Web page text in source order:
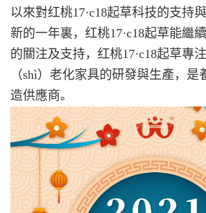
以來對红桃17·c18起草科技的支持
新的一年裏，红桃17·c18起草能繼
的關注及支持，红桃17·c18起草專
（shì）老化家具的研發與生產，是
造供應商。